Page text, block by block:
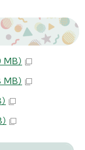
MB）
MB）